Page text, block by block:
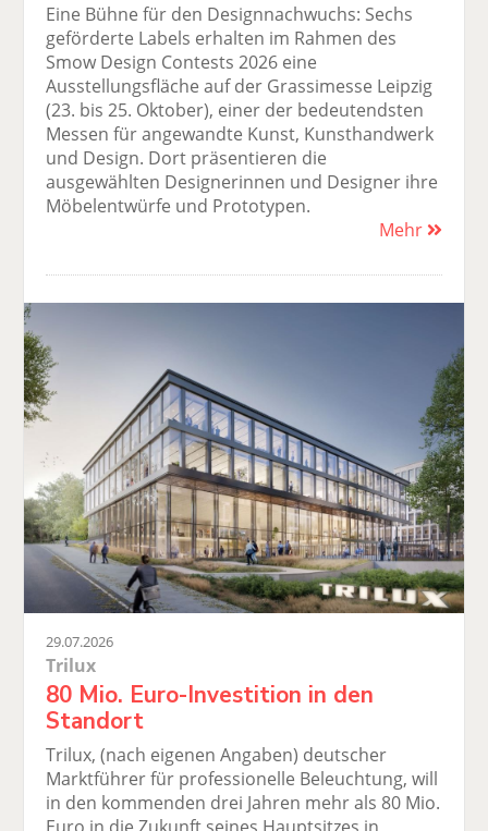
Eine Bühne für den Designnachwuchs: Sechs
geförderte Labels erhalten im Rahmen des
Smow Design Contests 2026 eine
Ausstellungsfläche auf der Grassimesse Leipzig
(23. bis 25. Oktober), einer der bedeutendsten
Messen für angewandte Kunst, Kunsthandwerk
und Design. Dort präsentieren die
ausgewählten Designerinnen und Designer ihre
Möbelentwürfe und Prototypen.
Mehr
29.07.2026
Trilux
80 Mio. Euro-Investition in den
Standort
Trilux, (nach eigenen Angaben) deutscher
Marktführer für professionelle Beleuchtung, will
in den kommenden drei Jahren mehr als 80 Mio.